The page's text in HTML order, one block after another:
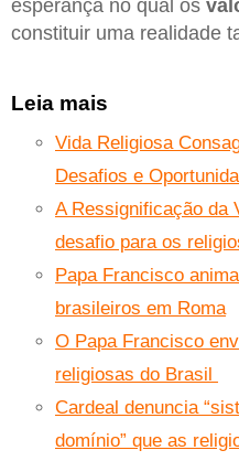
esperança no qual os
constituir uma realidade
Leia mais
Vida Religiosa
Desafios e
A Ressignificação da
desafio para os
Papa Francisco
brasileiros em Roma
O Papa Francisco
religiosas do Brasil
Cardeal denuncia
domínio” que as